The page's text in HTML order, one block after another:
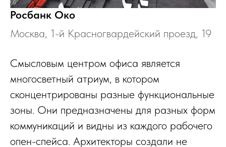
Росбанк Око
Москва, 1-й Красногвардейский проезд, 19
Смысловым центром офиса является
многосветный атриум, в котором
сконцентрированы разные функциональные
зоны. Они предназначены для разных форм
коммуникаций и видны из каждого рабочего
опен-спейса. Архитекторы создали не